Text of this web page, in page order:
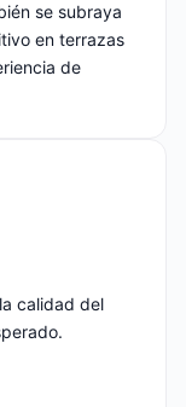
se subraya
en terrazas
de
calidad del